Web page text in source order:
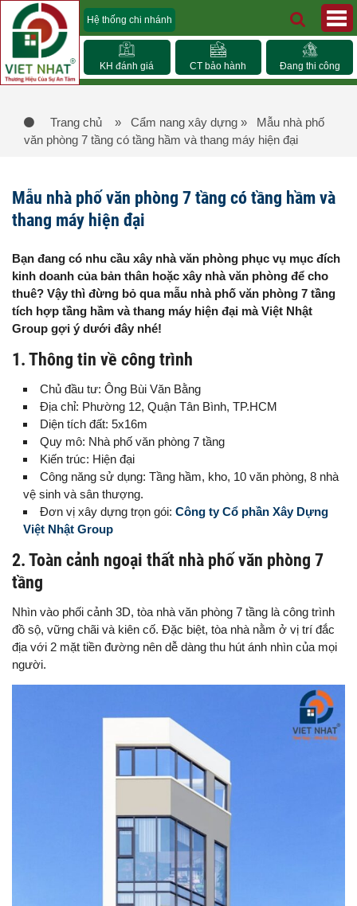
Hệ thống chi nhánh
KH đánh giá CT bảo hành Đang thi công
Trang chủ » Cẩm nang xây dựng » Mẫu nhà phố
văn phòng 7 tầng có tầng hầm và thang máy hiện đại
Mẫu nhà phố văn phòng 7 tầng có tầng hầm và
thang máy hiện đại
Bạn đang có nhu cầu xây nhà văn phòng phục vụ mục đích
kinh doanh của bản thân hoặc xây nhà văn phòng để cho
thuê? Vậy thì đừng bỏ qua mẫu nhà phố văn phòng 7 tầng
tích hợp tầng hầm và thang máy hiện đại mà Việt Nhật
Group gợi ý dưới đây nhé!
1. Thông tin về công trình
Chủ đầu tư: Ông Bùi Văn Bằng
Địa chỉ: Phường 12, Quận Tân Bình, TP.HCM
Diện tích đất: 5x16m
Quy mô: Nhà phố văn phòng 7 tầng
Kiến trúc: Hiện đại
Công năng sử dụng: Tầng hầm, kho, 10 văn phòng, 8 nhà
vệ sinh và sân thượng.
Đơn vị xây dựng trọn gói: Công ty Cổ phần Xây Dựng
Việt Nhật Group
2. Toàn cảnh ngoại thất nhà phố văn phòng 7
tầng
Nhìn vào phối cảnh 3D, tòa nhà văn phòng 7 tầng là công trình
đồ sộ, vững chãi và kiên cố. Đặc biệt, tòa nhà nằm ở vị trí đắc
địa với 2 mặt tiền đường nên dễ dàng thu hút ánh nhìn của mọi
người.